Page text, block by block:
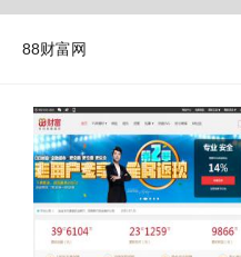
88财富网